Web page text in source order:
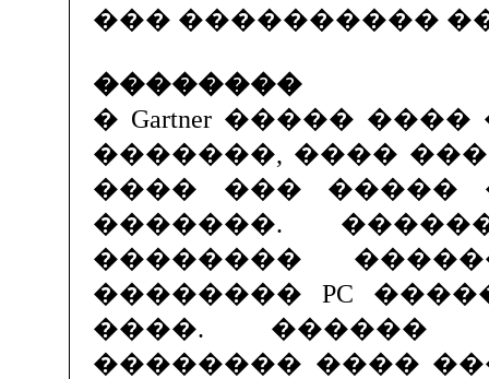
��� ����������
��������
� Gartner �����
�������, ����
���� ��� �����
�������.
��������
�������� PC
����. ������
�������� ����